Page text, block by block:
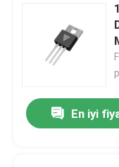
En iyi